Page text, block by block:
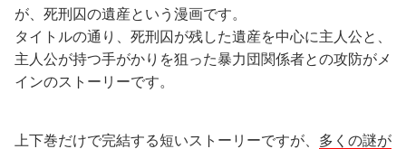
が、死刑囚の遺産という漫画です。
タイトルの通り、死刑囚が残した遺産を中心に主人公と、
主人公が持つ手がかりを狙った暴力団関係者との攻防がメ
インのストーリーです。
上下巻だけで完結する短いストーリーですが、 多くの謎が